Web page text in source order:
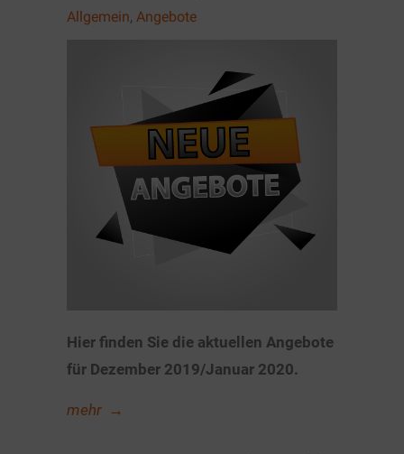
Allgemein, Angebote
Hier finden Sie die aktuellen Angebote
für Dezember 2019/Januar 2020.
mehr →